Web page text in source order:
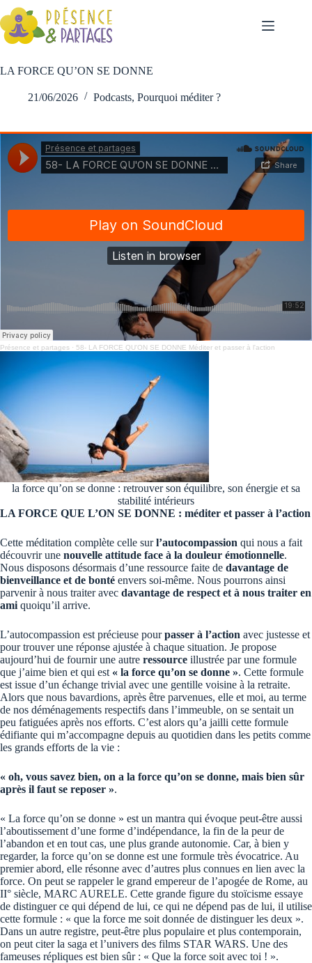
LA FORCE QU’ON SE DONNE
21/06/2026 Podcasts, Pourquoi méditer ?
Présence et partages · 58- LA FORCE QU'ON SE DONNE Méditer et passer à l'action
la force qu’on se donne : retrouver son équilibre, son énergie et sa
stabilité intérieurs
LA FORCE QUE L’ON SE DONNE : méditer et passer à l’action
Cette méditation complète celle surl’autocompassion qui nous a fait
découvrir une nouvelle attitude face à la douleur émotionnelle.
Nous disposons désormais d’une ressource faite de davantage de
bienveillance et de bonté envers soi-même. Nous pourrons ainsi
parvenir à nous traiter avec davantage de respect et à nous traiter en
ami quoiqu’il arrive.
L’autocompassion est précieuse pourpasser à l’action avec justesse et
pour trouver une réponse ajustée à chaque situation. Je propose
aujourd’hui de fournir une autre ressource illustrée par une formule
que j’aime bien et qui est « la force qu’on se donne ». Cette formule
est issue d’un échange trivial avec une gentille voisine à la retraite.
Alors que nous bavardions, après être parvenues, elle et moi, au terme
de nos déménagements respectifs dans l’immeuble, on se sentait un
peu fatiguées après nos efforts. C’est alors qu’a jailli cette formule
édifiante qui m’accompagne depuis au quotidien dans les petits comme
les grands efforts de la vie :
« oh, vous savez bien, on a la force qu’on se donne, mais bien sûr
après il faut se reposer ».
« La force qu’on se donne » est un mantra qui évoque peut-être aussi
l’aboutissement d’une forme d’indépendance, la fin de la peur de
l’abandon et en tout cas, une plus grande autonomie. Car, à bien y
regarder, la force qu’on se donne est une formule très évocatrice. Au
premier abord, elle résonne avec d’autres plus connues en lien avec la
force. On peut se rappeler le grand empereur de l’apogée de Rome, au
II° siècle, MARC AURELE. Cette grande figure du stoïcisme essaye
de distinguer ce qui dépend de lui, ce qui ne dépend pas de lui, il utilise
cette formule : « que la force me soit donnée de distinguer les deux ».
Dans un autre registre, peut-être plus populaire et plus contemporain,
on peut citer la saga et l’univers des films STAR WARS. Une des
fameuses répliques est bien sûr : « Que la force soit avec toi ! ».